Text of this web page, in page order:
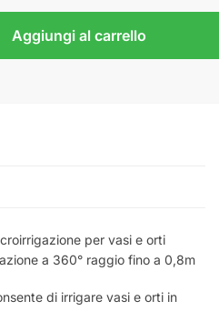
Aggiungi al carrello
per vasi e orti
a 360° raggio fino a 0,8m
di irrigare vasi e orti in